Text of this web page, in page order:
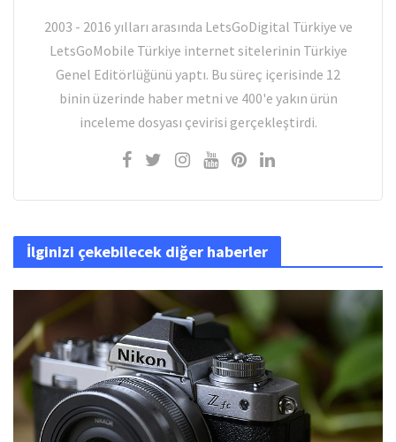
2003 - 2016 yılları arasında LetsGoDigital Türkiye ve
LetsGoMobile Türkiye internet sitelerinin Türkiye
Genel Editörlüğünü yaptı. Bu süreç içerisinde 12
binin üzerinde haber metni ve 400'e yakın ürün
inceleme dosyası çevirisi gerçekleştirdi.
İlginizi çekebilecek diğer haberler